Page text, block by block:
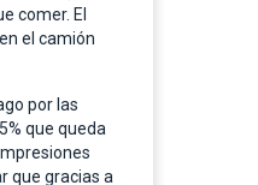
comer. El
el camión
por las
que queda
que gracias a